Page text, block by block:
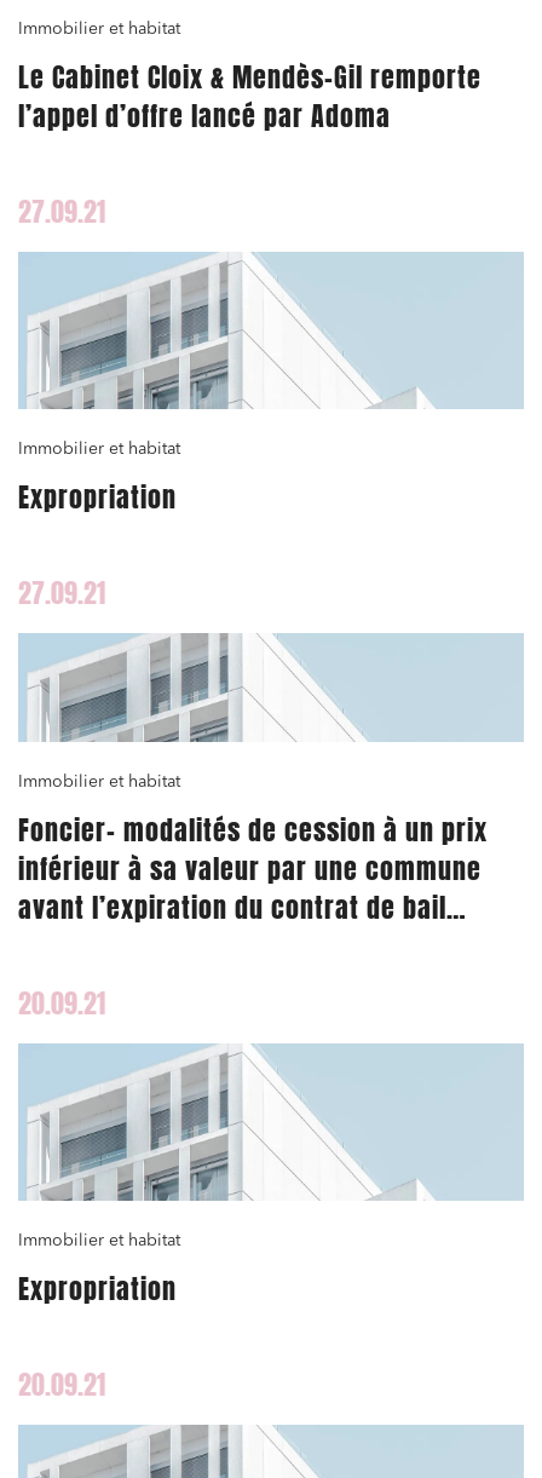
Immobilier et habitat
Le Cabinet Cloix & Mendès-Gil remporte
l’appel d’offre lancé par Adoma
27.09.21
Immobilier et habitat
Expropriation
27.09.21
Immobilier et habitat
Foncier- modalités de cession à un prix
inférieur à sa valeur par une commune
avant l’expiration du contrat de bail
20.09.21
Immobilier et habitat
Expropriation
20.09.21